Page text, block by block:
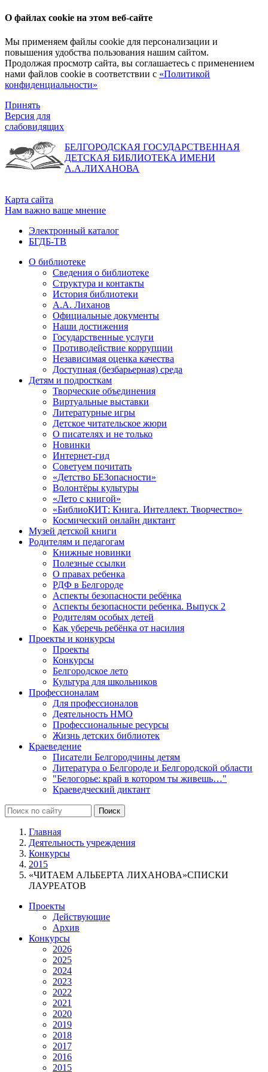
О файлах cookie на этом веб-сайте
Мы применяем файлы cookie для персонализации и
повышения удобства пользования нашим сайтом.
Продолжая просмотр сайта, вы соглашаетесь с применением
нами файлов cookie в соответствии с «Политикой
конфиденциальности»
Принять
Версия для
слабовидящих
БЕЛГОРОДСКАЯ ГОСУДАРСТВЕННАЯ
ДЕТСКАЯ БИБЛИОТЕКА ИМЕНИ
А.А.ЛИХАНОВА
Карта сайта
Нам важно ваше мнение
Электронный каталог
БГДБ-ТВ
О библиотеке
Сведения о библиотеке
Структура и контакты
История библиотеки
А.А. Лиханов
Официальные документы
Наши достижения
Государственные услуги
Противодействие коррупции
Независимая оценка качества
Доступная (безбарьерная) среда
Детям и подросткам
Творческие объединения
Виртуальные выставки
Литературные игры
Детское читательское жюри
О писателях и не только
Новинки
Интернет-гид
Советуем почитать
«Детство БЕЗопасности»
Волонтёры культуры
«Лето с книгой»
«БиблиоКИТ: Книга. Интеллект. Творчество»
Космический онлайн диктант
Музей детской книги
Родителям и педагогам
Книжные новинки
Полезные ссылки
О правах ребенка
РДФ в Белгороде
Аспекты безопасности ребёнка
Аспекты безопасности ребенка. Выпуск 2
Родителям особых детей
Как уберечь ребёнка от насилия
Проекты и конкурсы
Проекты
Конкурсы
Белгородское лето
Культура для школьников
Профессионалам
Для профессионалов
Деятельность НМО
Профессиональные ресурсы
Жизнь детских библиотек
Краеведение
Писатели Белгородчины детям
Литература о Белгороде и Белгородской области
"Белогорье: край в котором ты живешь…"
Краеведческий диктант
Главная
Деятельность учреждения
Конкурсы
2015
«ЧИТАЕМ АЛЬБЕРТА ЛИХАНОВА»СПИСКИ
ЛАУРЕАТОВ
Проекты
Действующие
Архив
Конкурсы
2026
2025
2024
2023
2022
2021
2020
2019
2018
2017
2016
2015